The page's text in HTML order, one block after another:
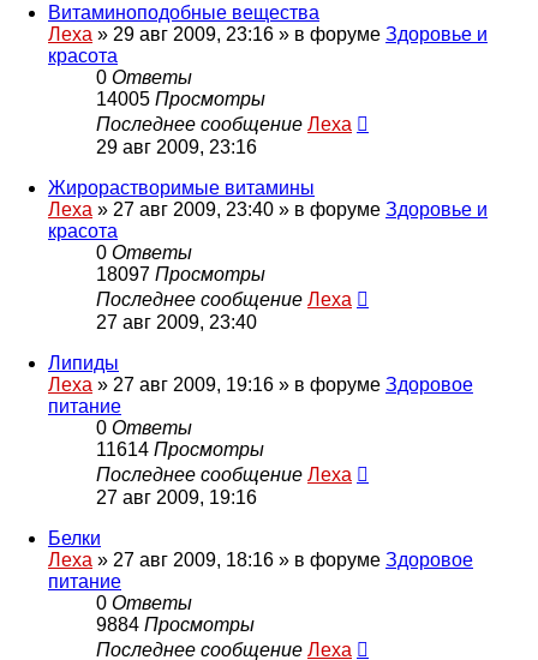
Витаминоподобные вещества
Леха » 29 авг 2009, 23:16 » в форуме Здоровье и
красота
0 Ответы
14005 Просмотры
Последнее сообщение Леха
29 авг 2009, 23:16
Жирорастворимые витамины
Леха » 27 авг 2009, 23:40 » в форуме Здоровье и
красота
0 Ответы
18097 Просмотры
Последнее сообщение Леха
27 авг 2009, 23:40
Липиды
Леха » 27 авг 2009, 19:16 » в форуме Здоровое
питание
0 Ответы
11614 Просмотры
Последнее сообщение Леха
27 авг 2009, 19:16
Белки
Леха » 27 авг 2009, 18:16 » в форуме Здоровое
питание
0 Ответы
9884 Просмотры
Последнее сообщение Леха